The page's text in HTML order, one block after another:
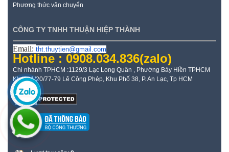
Phương thức vận chuyển
CÔNG TY TNHH THUẬN HIỆP THÀNH
Email: tht.thuytien@gmail.com
Hotline : 0908.034.836(zalo)
Chi nhánh TPHCM :1129/3 Lạc Long Quân , Phường Bảy Hiền TPHCM
Kho: 21/20/77-79 Lê Công Phép, Khu Phố 38, P. An Lạc, Tp HCM